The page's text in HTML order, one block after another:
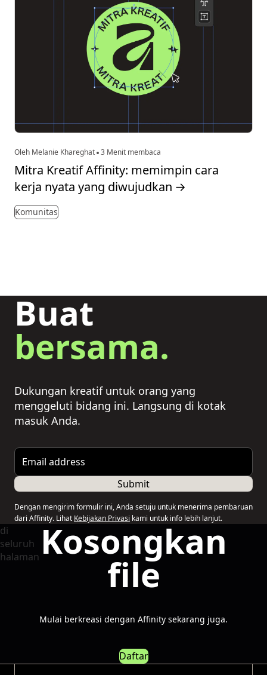
Oleh Melanie Khareghat 3 Menit membaca
Mitra Kreatif Affinity: memimpin cara
kerja nyata yang diwujudkan →
Komunitas
Buat
bersama.
Dukungan kreatif untuk orang yang
menggeluti bidang ini. Langsung di kotak
masuk Anda.
Email address
Submit
Dengan mengirim formulir ini, Anda setuju untuk menerima pembaruan
dari Affinity. Lihat Kebijakan Privasi kami untuk info lebih lanjut.
Kosongkan
file
Mulai berkreasi dengan Affinity sekarang juga.
Daftar